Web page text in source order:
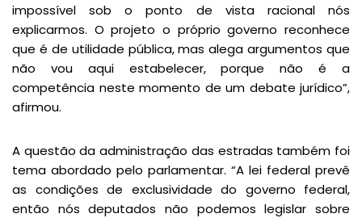
impossível sob o ponto de vista racional nós
explicarmos. O projeto o próprio governo reconhece
que é de utilidade pública, mas alega argumentos que
não vou aqui estabelecer, porque não é a
competência neste momento de um debate jurídico”,
afirmou.
A questão da administração das estradas também foi
tema abordado pelo parlamentar. “A lei federal prevê
as condições de exclusividade do governo federal,
então nós deputados não podemos legislar sobre